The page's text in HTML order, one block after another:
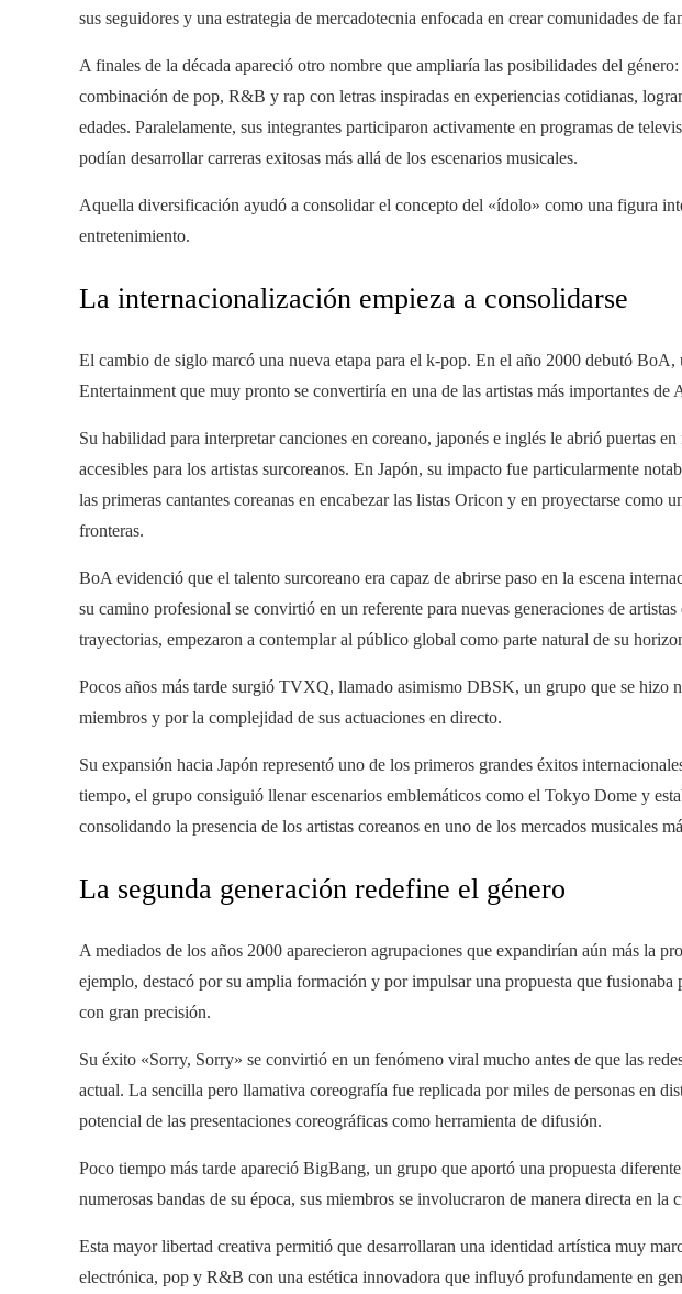
sus seguidores y una estrategia de mercadotecnia enfocada en crear comunidades de
A finales de la década apareció otro nombre que ampliaría las posibilidades del
combinación de pop, R&B y rap con letras inspiradas en experiencias cotidianas,
edades. Paralelamente, sus integrantes participaron activamente en programas de
podían desarrollar carreras exitosas más allá de los escenarios musicales.
Aquella diversificación ayudó a consolidar el concepto del «ídolo» como una figura
entretenimiento.
La internacionalización empieza a consolidarse
El cambio de siglo marcó una nueva etapa para el k-pop. En el año 2000 debutó BoA,
Entertainment que muy pronto se convertiría en una de las artistas más importantes de
Su habilidad para interpretar canciones en coreano, japonés e inglés le abrió puertas
accesibles para los artistas surcoreanos. En Japón, su impacto fue particularmente
las primeras cantantes coreanas en encabezar las listas Oricon y en proyectarse como
fronteras.
BoA evidenció que el talento surcoreano era capaz de abrirse paso en la escena
su camino profesional se convirtió en un referente para nuevas generaciones de
trayectorias, empezaron a contemplar al público global como parte natural de su
Pocos años más tarde surgió TVXQ, llamado asimismo DBSK, un grupo que se hizo
miembros y por la complejidad de sus actuaciones en directo.
Su expansión hacia Japón representó uno de los primeros grandes éxitos
tiempo, el grupo consiguió llenar escenarios emblemáticos como el Tokyo Dome y
consolidando la presencia de los artistas coreanos en uno de los mercados musicales
La segunda generación redefine el género
A mediados de los años 2000 aparecieron agrupaciones que expandirían aún más la
ejemplo, destacó por su amplia formación y por impulsar una propuesta que fusionaba
con gran precisión.
Su éxito «Sorry, Sorry» se convirtió en un fenómeno viral mucho antes de que las
actual. La sencilla pero llamativa coreografía fue replicada por miles de personas en
potencial de las presentaciones coreográficas como herramienta de difusión.
Poco tiempo más tarde apareció BigBang, un grupo que aportó una propuesta
numerosas bandas de su época, sus miembros se involucraron de manera directa en la
Esta mayor libertad creativa permitió que desarrollaran una identidad artística muy
electrónica, pop y R&B con una estética innovadora que influyó profundamente en